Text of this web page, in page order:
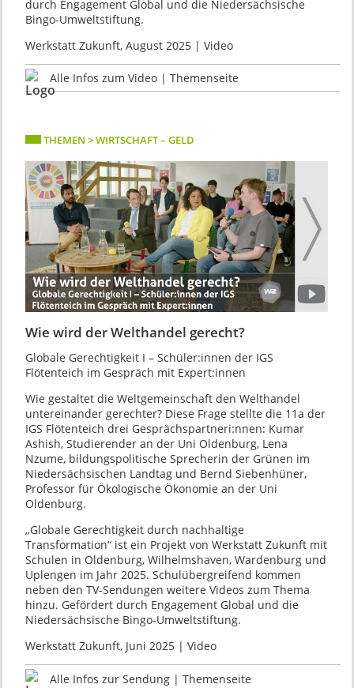
durch Engagement Global und die Niedersächsische
Bingo-Umweltstiftung.
Werkstatt Zukunft, August 2025 | Video
Alle Infos zum Video | Themenseite
THEMEN > WIRTSCHAFT – GELD
Wie wird der Welthandel gerecht?
Globale Gerechtigkeit I – Schüler:innen der IGS
Flötenteich im Gespräch mit Expert:innen
Wie gestaltet die Weltgemeinschaft den Welthandel
untereinander gerechter? Diese Frage stellte die 11a der
IGS Flötenteich drei Gesprächspartneri:nnen: Kumar
Ashish, Studierender an der Uni Oldenburg, Lena
Nzume, bildungspolitische Sprecherin der Grünen im
Niedersächsischen Landtag und Bernd Siebenhüner,
Professor für Ökologische Ökonomie an der Uni
Oldenburg.
„Globale Gerechtigkeit durch nachhaltige
Transformation“ ist ein Projekt von Werkstatt Zukunft mit
Schulen in Oldenburg, Wilhelmshaven, Wardenburg und
Uplengen im Jahr 2025. Schulübergreifend kommen
neben den TV-Sendungen weitere Videos zum Thema
hinzu. Gefördert durch Engagement Global und die
Niedersächsische Bingo-Umweltstiftung.
Werkstatt Zukunft, Juni 2025 | Video
Alle Infos zur Sendung | Themenseite